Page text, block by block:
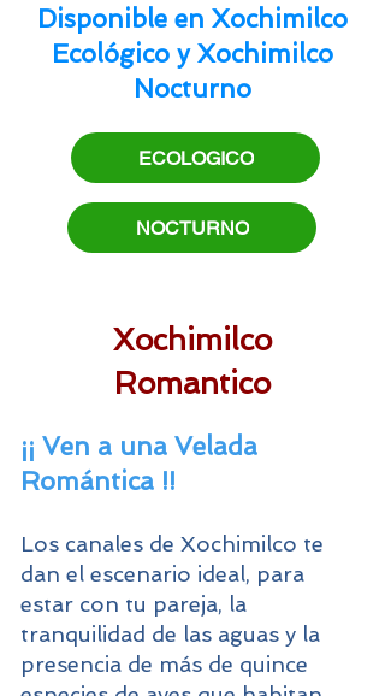
Disponible en Xochimilco
Ecológico y Xochimilco
Nocturno
ECOLOGICO
NOCTURNO
Xochimilco
Romantico
¡¡ Ven a una Velada
Romántica !!
Los canales de Xochimilco te
dan el escenario ideal, para
estar con tu pareja, la
tranquilidad de las aguas y la
presencia de más de quince